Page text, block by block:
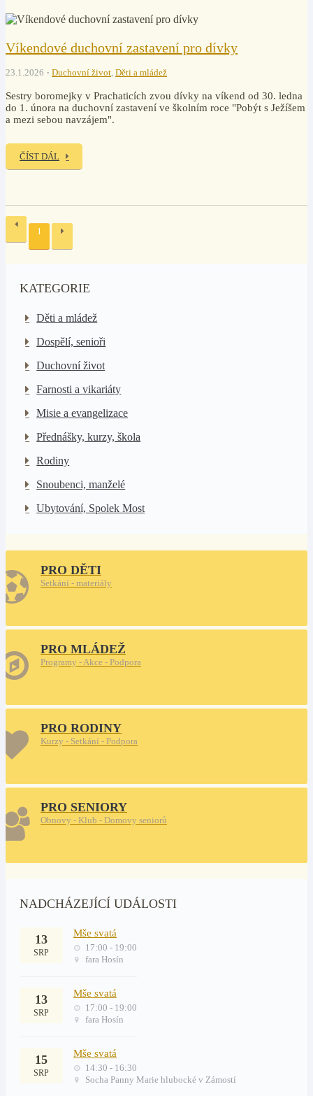
Víkendové duchovní zastavení pro dívky
23.1.2026 Duchovní život, Děti a mládež
Sestry boromejky v Prachaticích zvou dívky na víkend od 30. ledna
do 1. února na duchovní zastavení ve školním roce "Pobýt s Ježíšem
a mezi sebou navzájem".
ČÍST DÁL
1
KATEGORIE
Děti a mládež
Dospělí, senioři
Duchovní život
Farnosti a vikariáty
Misie a evangelizace
Přednášky, kurzy, škola
Rodiny
Snoubenci, manželé
Ubytování, Spolek Most
PRO DĚTI
Setkání - materiály
PRO MLÁDEŽ
Programy - Akce - Podpora
PRO RODINY
Kurzy - Setkání - Podpora
PRO SENIORY
Obnovy - Klub - Domovy seniorů
NADCHÁZEJÍCÍ UDÁLOSTI
13
SRP
Mše svatá
17:00 - 19:00
fara Hosín
13
SRP
Mše svatá
17:00 - 19:00
fara Hosín
15
SRP
Mše svatá
14:30 - 16:30
Socha Panny Marie hlubocké v Zámostí